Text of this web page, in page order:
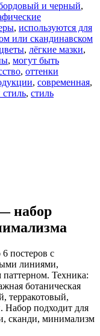
и черный,
, используются для
или скандинавском
, лёгкие мазки,
, могут быть
, оттенки
, современная,
, стиль
набор
с
линиями,
Техника:
ботаническая
терракотовый,
подходит для
сканди, минимализм